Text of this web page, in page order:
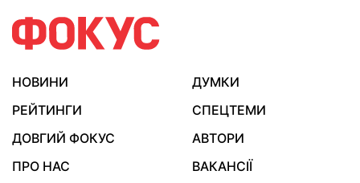
НОВИНИ
ДУМКИ
РЕЙТИНГИ
СПЕЦТЕМИ
ДОВГИЙ ФОКУС
АВТОРИ
ПРО НАС
ВАКАНСІЇ